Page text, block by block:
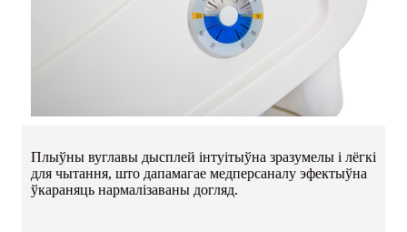
Плыўны вуглавы дысплей інтуітыўна зразумелы і лёгкі
для чытання, што дапамагае медперсаналу эфектыўна
ўкараняць нармалізаваны догляд.